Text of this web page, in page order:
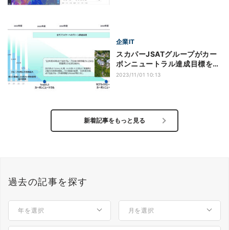
企業IT
スカパーJSATグループがカー
ボンニュートラル達成目標を5
年前倒し
2023/11/01 10:13
新着記事をもっと見る
過去の記事を探す